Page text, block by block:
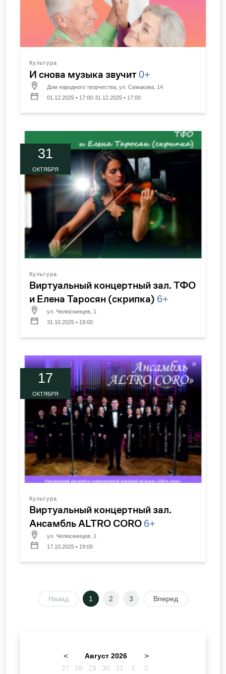
Культура
И снова музыка звучит0+
Дом народного творчества, ул. Семакова, 14
01.12.2025 • 17:00-31.12.2025 • 17:00
31
ОКТЯБРЯ
Культура
Виртуальный концертный зал. ТФО
и Елена Таросян (скрипка) 6+
ул. Челюскинцев, 1
31.10.2025 • 19:00
17
ОКТЯБРЯ
Культура
Виртуальный концертный зал.
Ансамбль ALTRO CORO 6+
ул. Челюскинцев, 1
17.10.2025 • 19:00
Назад 1 2 3 Вперед
< Август 2026 >
27 28 29 30 31 1
2